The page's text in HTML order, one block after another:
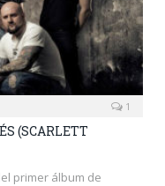
1
(SCARLETT
primer álbum de